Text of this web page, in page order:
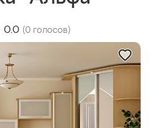
0.0 (0 голосов)